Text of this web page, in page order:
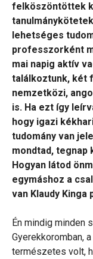
felköszöntöttek
lehetséges
professzorként
mai napig aktív
találkoztunk, két
nemzetközi,
is. Ha ezt így
hogy igazi
tudomány van
mondtad, tegnap
Hogyan látod
egymáshoz a
van Klaudy
Én mindig minden
Gyerekkoromban,
természetes volt,